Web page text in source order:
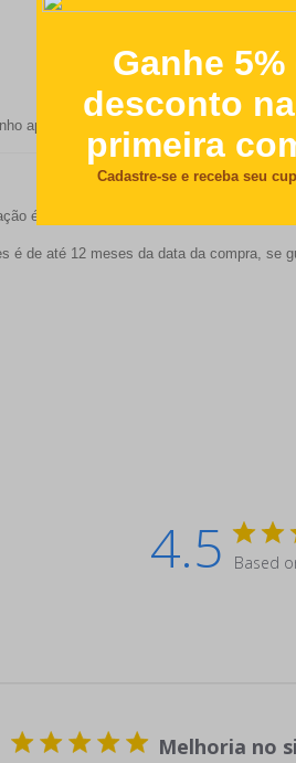
aproximado 2,5 cm x 6 mm;
é de 05 a 12 meses ou mais,
é de até 12 meses da data da compra, se
4.5 Based
Melhoria no